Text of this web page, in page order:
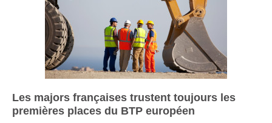
Les majors françaises trustent toujours les
premières places du BTP européen